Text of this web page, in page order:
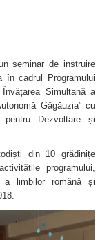
seminar de instruire
în cadrul Programului
Simultană a
Găgăuzia” cu
pentru Dezvoltare și
din 10 grădinițe
programului,
a limbilor română și